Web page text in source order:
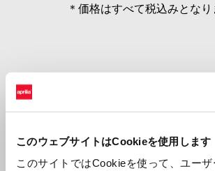
このウェブサイトはCookieを使用します
このサイトではCookieを使って、ユーザ
＊価格はすべて税込みとなり